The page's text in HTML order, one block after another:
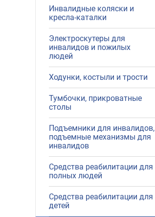
Инвалидные коляски и
кресла-каталки
Электроскутеры для
инвалидов и пожилых
людей
Ходунки, костыли и трости
Тумбочки, прикроватные
столы
Подъемники для инвалидов,
подъемные механизмы для
инвалидов
Средства реабилитации для
полных людей
Средства реабилитации для
детей